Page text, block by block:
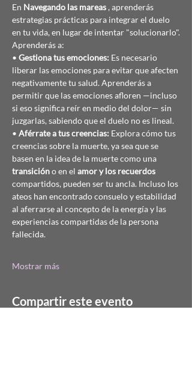
En Navegando las mareas , aprenderás
estrategias prácticas para integrar el duelo
en tu vida, en lugar de intentar "solucionarlo".
Aprenderás a:
• Gestiona tus emociones: Es necesario
liberar las emociones para evitar que afecten
negativamente tu salud. Aprenderás a
permitir que las emociones afloren —incluso
si eso significa reír en medio del dolor— sin
juzgarlas, sabiendo que el duelo no es lineal.
• Aférrate a tus creencias: Explora cómo tus
creencias sobre la muerte, ya sea que se
basen en la idea de la muerte como una
transición o en el amor y los recuerdos
compartidos, pueden ser tu ancla. Incluso los
ateos han encontrado consuelo y estabilidad
al aferrarse al concepto de la energía y las
experiencias compartidas de la persona
fallecida.
Mostrar más
Compartir este evento